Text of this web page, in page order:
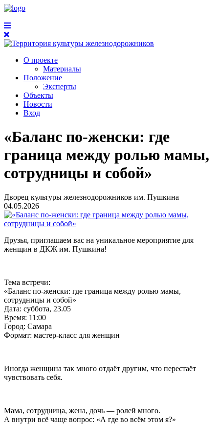
О проекте
Материалы
Положение
Эксперты
Объекты
Новости
Вход
«Баланс по-женски: где
граница между ролью мамы,
сотрудницы и собой»
Дворец культуры железнодорожников им. Пушкина
04.05.2026
Друзья, приглашаем вас на уникальное мероприятие для
женщин в ДКЖ им. Пушкина!
Тема встречи:
«Баланс по-женски: где граница между ролью мамы,
сотрудницы и собой»
Дата: суббота, 23.05
Время: 11:00
Город: Самара
Формат: мастер-класс для женщин
Иногда женщина так много отдаёт другим, что перестаёт
чувствовать себя.
Мама, сотрудница, жена, дочь — ролей много.
А внутри всё чаще вопрос: «А где во всём этом я?»